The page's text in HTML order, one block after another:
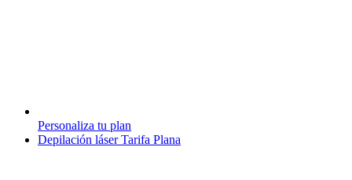
Personaliza tu plan
Depilación láser Tarifa Plana